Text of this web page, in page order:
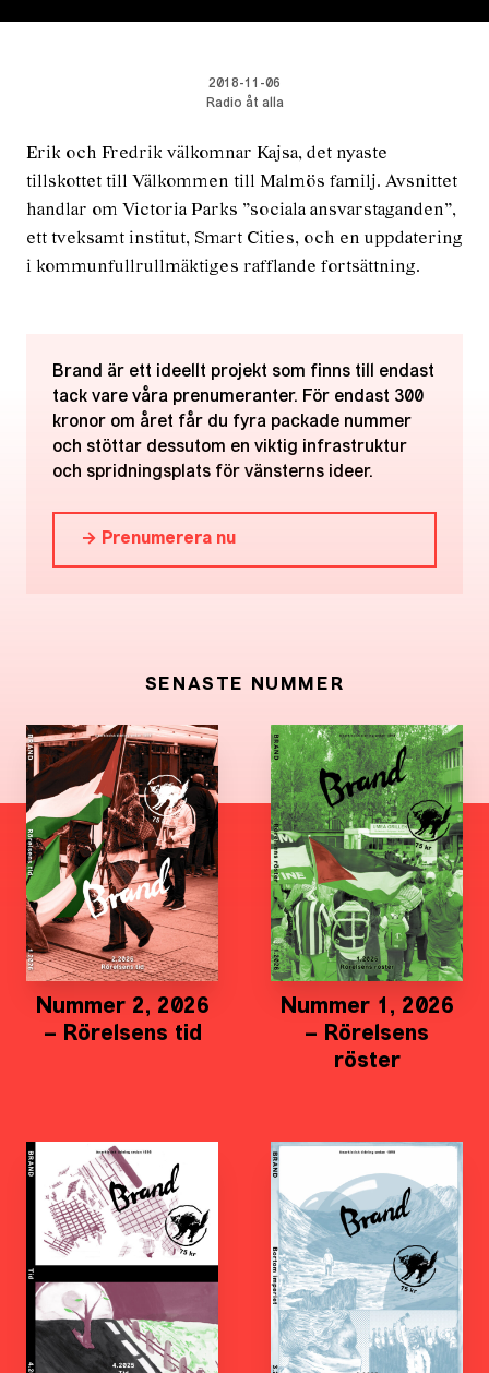
2018-11-06
Radio åt alla
Erik och Fredrik välkomnar Kajsa, det nyaste
tillskottet till Välkommen till Malmös familj. Avsnittet
handlar om Victoria Parks ”sociala ansvarstaganden”,
ett tveksamt institut, Smart Cities, och en uppdatering
i kommunfullrullmäktiges rafflande fortsättning.
Brand är ett ideellt projekt som finns till endast
tack vare våra prenumeranter. För endast 300
kronor om året får du fyra packade nummer
och stöttar dessutom en viktig infrastruktur
och spridningsplats för vänsterns ideer.
→ Prenumerera nu
SENASTE NUMMER
Nummer 2, 2026
– Rörelsens tid
Nummer 1, 2026
– Rörelsens
röster